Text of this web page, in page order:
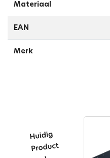
Materiaal
EAN
Merk